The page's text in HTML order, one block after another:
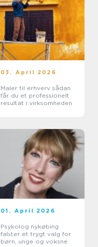
03. April 2026
Maler til erhverv sådan
får du et professionelt
resultat i virksomheden
01. April 2026
Psykolog nykøbing
falster et trygt valg for
børn, unge og voksne